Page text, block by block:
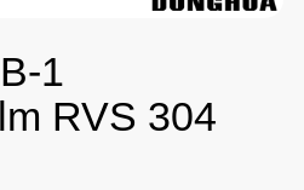
1
RVS 304